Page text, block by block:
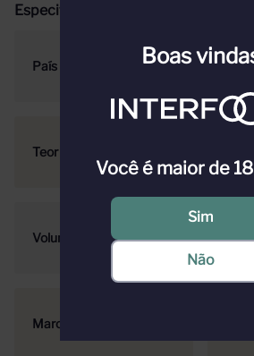
Especificações
País
Teor Alcoólico
Volume
Marca
Boas
Você é maior de
Sim
Não